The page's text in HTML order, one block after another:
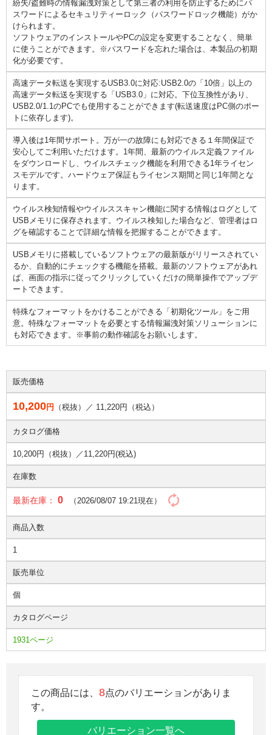
紛失/盗難時の情報漏洩対策として第三者の利用を防止するためにパ
スワードによるセキュリティーロック（パスワードロック機能）がか
けられます。
ソフトウェアのインストールやPCの設定を変更することなく、簡単
に使うことができます。※パスワードを忘れた場合は、本製品の初期
化が必要です。
高速データ転送を実現するUSB3.0に対応:USB2.0の「10倍」以上の
高速データ転送を実現する「USB3.0」に対応。下位互換性があり、
USB2.0/1.1のPCでも使用することができます(転送速度はPC側のポー
トに依存します)。
導入後は1年間サポート。万が一の故障にも対応できる１年間保証で
安心してご利用いただけます。1年間、最新のウイルス定義ファイル
をダウンロードし、ウイルスチェック機能を利用できる1年ライセン
スモデルです。ハードウェア保証もライセンス期間と同じ1年間とな
ります。
ウイルス検知情報やウイルススキャン機能に関する情報はログとして
USBメモリに保存されます。ウイルス検知した場合など、管理者はロ
グを確認することで詳細な情報を把握することができます。
USBメモリに搭載しているソフトウェアの最新版がリリースされてい
るか、自動的にチェックする機能を搭載。最新のソフトウェアがあれ
ば、画面の指示に従ってクリックしていくだけの簡単操作でアップデ
ートできます。
特殊なフォーマットをかけることができる「初期化ツール」をご用
意。特殊なフォーマットを必要とする情報漏洩対策ソリューションに
も対応できます。※事前の動作確認をお願いします。
販売価格
10,200円 （税抜）／ 11,220円（税込）
カタログ価格
10,200円（税抜）／ 11,220円(税込)
在庫数
最新在庫： 0 （2026/08/07 19:21現在）
商品入数
1
販売単位
個
カタログページ
1931ページ
この商品には、 8点のバリエーションがありま
す。
バリエーション一覧へ